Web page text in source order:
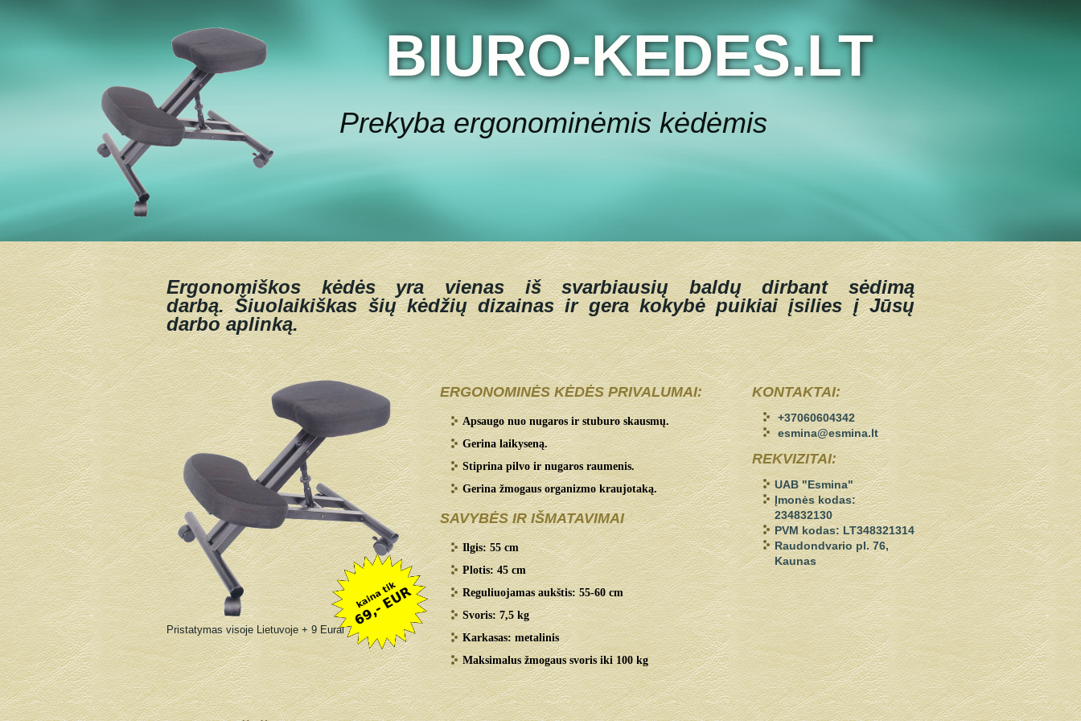
BIURO-KEDES.LT
Prekyba ergonominėmis kėdėmis
Ergonomiškos kėdės yra vienas iš svarbiausių baldų dirbant sėdimą
darbą.Šiuolaikiškas šių kėdžių dizainas ir gera kokybė puikiai įsilies į Jūsų
darbo aplinką.
Pristatymas visoje Lietuvoje + 9 Eurai
ERGONOMINĖS KĖDĖS PRIVALUMAI:
Apsaugo nuo nugaros ir stuburo skausmų.
Gerina laikyseną.
Stiprina pilvo ir nugaros raumenis.
Gerina žmogaus organizmo kraujotaką.
SAVYBĖS IR IŠMATAVIMAI
Ilgis: 55 cm
Plotis: 45 cm
Reguliuojamas aukštis: 55-60 cm
Svoris: 7,5 kg
Karkasas: metalinis
Maksimalus žmogaus svoris iki 100 kg
KONTAKTAI:
+37060604342
esmina@esmina.lt
REKVIZITAI:
UAB "Esmina"
Įmonės kodas:
234832130
PVM kodas: LT348321314
Raudondvario pl. 76,
Kaunas